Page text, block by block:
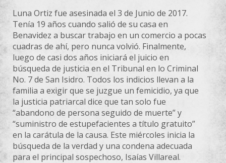
Luna Ortiz fue asesinada el 3 de Junio de 2017.
Tenía 19 años cuando salió de su casa en
Benavidez a buscar trabajo en un comercio a pocas
cuadras de ahí, pero nunca volvió. Finalmente,
luego de casi dos años iniciará el juicio en
búsqueda de justicia en el Tribunal en lo Criminal
No. 7 de San Isidro. Todos los indicios llevan a la
familia a exigir que se juzgue un femicidio, ya que
la justicia patriarcal dice que tan solo fue
“abandono de persona seguido de muerte” y
“suministro de estupefacientes a título gratuito”
en la carátula de la causa. Este miércoles inicia la
búsqueda de la verdad y una condena adecuada
para el principal sospechoso, Isaías Villareal.